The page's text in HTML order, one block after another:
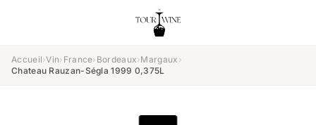
Accueil›Vin› France› Bordeaux›Margaux ›
Chateau Rauzan-Ségla 1999 0,375L